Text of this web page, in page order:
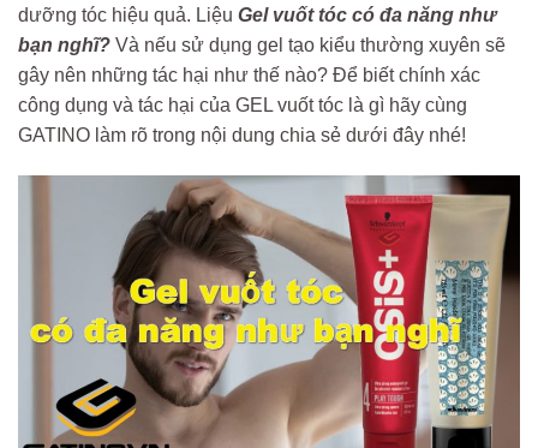
dưỡng tóc hiệu quả. Liệu Gel vuốt tóc có đa năng như
bạn nghĩ? Và nếu sử dụng gel tạo kiểu thường xuyên sẽ
gây nên những tác hại như thế nào? Để biết chính xác
công dụng và tác hại của GEL vuốt tóc là gì hãy cùng
GATINO làm rõ trong nội dung chia sẻ dưới đây nhé!